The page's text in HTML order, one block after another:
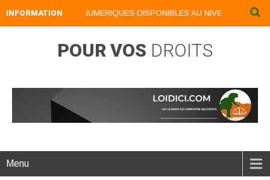
INFORMATION
NOS LIVRES NUMERIQUES DISPONIBLES AU NIVEAU DU
POUR VOS DROITS
Menu